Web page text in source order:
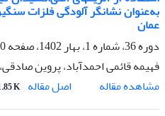
به‌عنوان نشانگر آلودگی فلزات
عمان
دوره 36، شماره 1، بهار 1402، صفحه
فهیمه قائمی احمدآباد، پروین
مشاهده مقاله
اصل مقاله K